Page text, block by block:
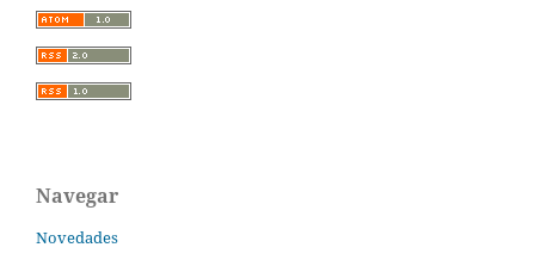
Navegar
Novedades